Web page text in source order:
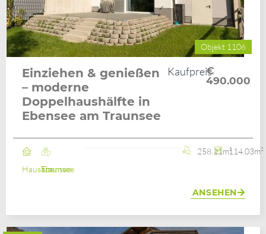
Objekt 1106
Einziehen & genießen
– moderne
Doppelhaushälfte in
Ebensee am Traunsee
Kaufpreis
€
490.000
HausEbensee am Traunsee
258.11m²114.03m²
ANSEHEN